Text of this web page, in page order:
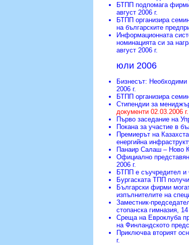
БТПП подпомага
август 2006 г.
БТПП организира
на българските
Информационната
номинацията си за
август 2006 г.
юли 2006
Бизнесът: Необходими
2006 г.
БТПП организира
Стипендии за
документи 02.03.2006 г.
Първо заседание на
Покана за участие в
Премиерът на
енергийна
Панаир Салаш – Ново
Официално
2006 г.
БТПП е съучредител
Бургаската ТПП
Български фирми
изпълнителите на
Заместник-
стопанска гимназия,
Среща на Eвроклуба
на Финландското
Приключва вторият
г.